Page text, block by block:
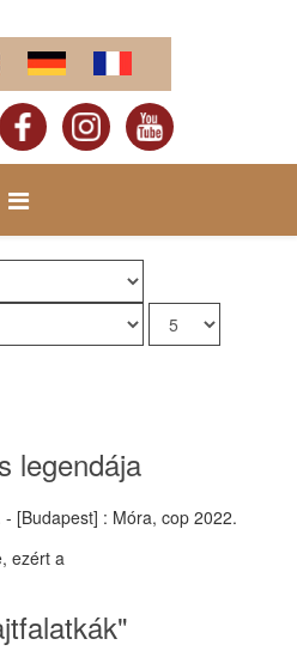
legendája
[Budapest] : Móra, cop 2022.
ezért a